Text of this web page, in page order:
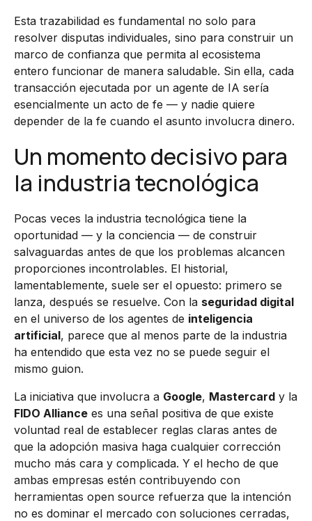
Esta trazabilidad es fundamental no solo para
resolver disputas individuales, sino para construir un
marco de confianza que permita al ecosistema
entero funcionar de manera saludable. Sin ella, cada
transacción ejecutada por un agente de IA sería
esencialmente un acto de fe — y nadie quiere
depender de la fe cuando el asunto involucra dinero.
Un momento decisivo para
la industria tecnológica
Pocas veces la industria tecnológica tiene la
oportunidad — y la conciencia — de construir
salvaguardas antes de que los problemas alcancen
proporciones incontrolables. El historial,
lamentablemente, suele ser el opuesto: primero se
lanza, después se resuelve. Con la seguridad digital
en el universo de los agentes de inteligencia
artificial, parece que al menos parte de la industria
ha entendido que esta vez no se puede seguir el
mismo guion.
La iniciativa que involucra a Google, Mastercard y la
FIDO Alliance es una señal positiva de que existe
voluntad real de establecer reglas claras antes de
que la adopción masiva haga cualquier corrección
mucho más cara y complicada. Y el hecho de que
ambas empresas estén contribuyendo con
herramientas open source refuerza que la intención
no es dominar el mercado con soluciones cerradas,